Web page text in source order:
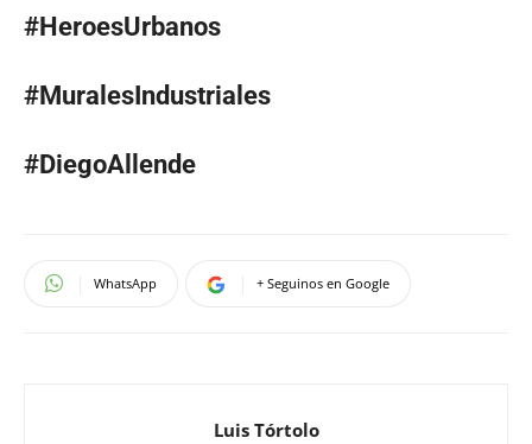
#HeroesUrbanos
#MuralesIndustriales
#DiegoAllende
WhatsApp + Seguinos en Google
Luis Tórtolo